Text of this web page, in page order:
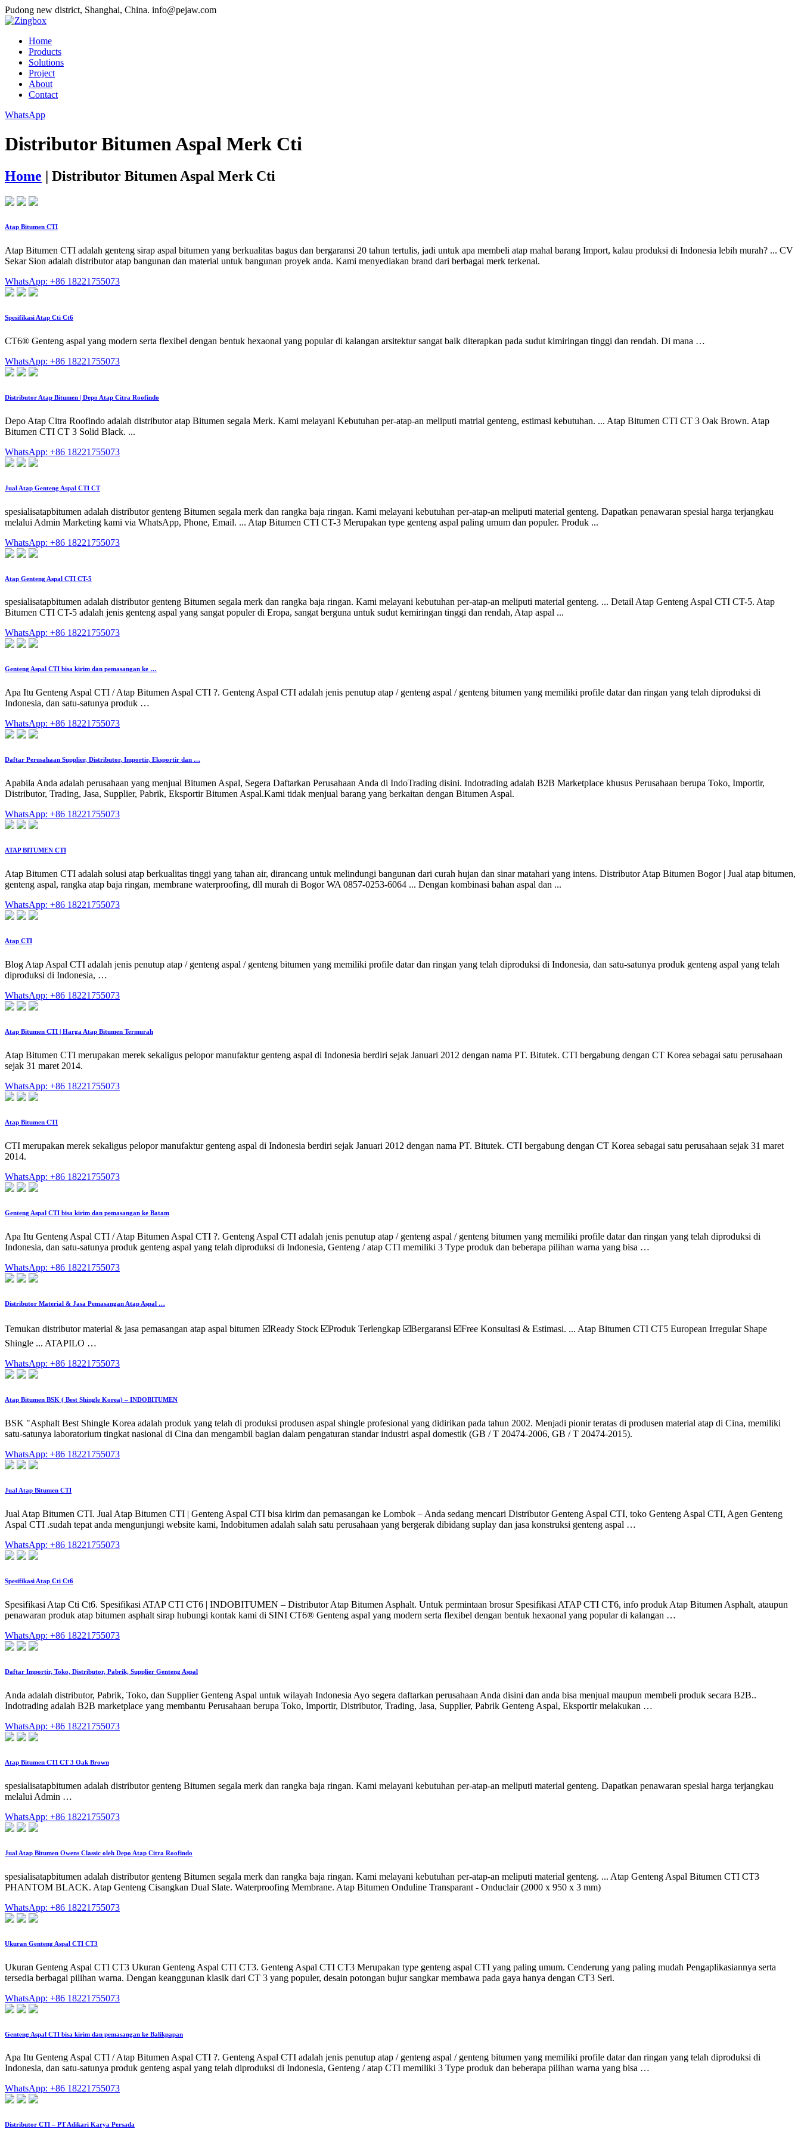
Pudong new district, Shanghai, China. info@pejaw.com
Home
Products
Solutions
Project
About
Contact
WhatsApp
Distributor Bitumen Aspal Merk Cti
Home | Distributor Bitumen Aspal Merk Cti
Atap Bitumen CTI
Atap Bitumen CTI adalah genteng sirap aspal bitumen yang berkualitas bagus dan bergaransi 20 tahun tertulis, jadi untuk apa membeli atap mahal barang Import, kalau produksi di Indonesia lebih murah? ... CV
Sekar Sion adalah distributor atap bangunan dan material untuk bangunan proyek anda. Kami menyediakan brand dari berbagai merk terkenal.
WhatsApp: +86 18221755073
Spesifikasi Atap Cti Ct6
CT6® Genteng aspal yang modern serta flexibel dengan bentuk hexaonal yang popular di kalangan arsitektur sangat baik diterapkan pada sudut kimiringan tinggi dan rendah. Di mana …
WhatsApp: +86 18221755073
Distributor Atap Bitumen | Depo Atap Citra Roofindo
Depo Atap Citra Roofindo adalah distributor atap Bitumen segala Merk. Kami melayani Kebutuhan per-atap-an meliputi matrial genteng, estimasi kebutuhan. ... Atap Bitumen CTI CT 3 Oak Brown. Atap
Bitumen CTI CT 3 Solid Black. ...
WhatsApp: +86 18221755073
Jual Atap Genteng Aspal CTI CT
spesialisatapbitumen adalah distributor genteng Bitumen segala merk dan rangka baja ringan. Kami melayani kebutuhan per-atap-an meliputi material genteng. Dapatkan penawaran spesial harga terjangkau
melalui Admin Marketing kami via WhatsApp, Phone, Email. ... Atap Bitumen CTI CT-3 Merupakan type genteng aspal paling umum dan populer. Produk ...
WhatsApp: +86 18221755073
Atap Genteng Aspal CTI CT-5
spesialisatapbitumen adalah distributor genteng Bitumen segala merk dan rangka baja ringan. Kami melayani kebutuhan per-atap-an meliputi material genteng. ... Detail Atap Genteng Aspal CTI CT-5. Atap
Bitumen CTI CT-5 adalah jenis genteng aspal yang sangat populer di Eropa, sangat berguna untuk sudut kemiringan tinggi dan rendah, Atap aspal ...
WhatsApp: +86 18221755073
Genteng Aspal CTI bisa kirim dan pemasangan ke …
Apa Itu Genteng Aspal CTI / Atap Bitumen Aspal CTI ?. Genteng Aspal CTI adalah jenis penutup atap / genteng aspal / genteng bitumen yang memiliki profile datar dan ringan yang telah diproduksi di
Indonesia, dan satu-satunya produk …
WhatsApp: +86 18221755073
Daftar Perusahaan Supplier, Distributor, Importir, Eksportir dan …
Apabila Anda adalah perusahaan yang menjual Bitumen Aspal, Segera Daftarkan Perusahaan Anda di IndoTrading disini. Indotrading adalah B2B Marketplace khusus Perusahaan berupa Toko, Importir,
Distributor, Trading, Jasa, Supplier, Pabrik, Eksportir Bitumen Aspal.Kami tidak menjual barang yang berkaitan dengan Bitumen Aspal.
WhatsApp: +86 18221755073
ATAP BITUMEN CTI
Atap Bitumen CTI adalah solusi atap berkualitas tinggi yang tahan air, dirancang untuk melindungi bangunan dari curah hujan dan sinar matahari yang intens. Distributor Atap Bitumen Bogor | Jual atap bitumen,
genteng aspal, rangka atap baja ringan, membrane waterproofing, dll murah di Bogor WA 0857-0253-6064 ... Dengan kombinasi bahan aspal dan ...
WhatsApp: +86 18221755073
Atap CTI
Blog Atap Aspal CTI adalah jenis penutup atap / genteng aspal / genteng bitumen yang memiliki profile datar dan ringan yang telah diproduksi di Indonesia, dan satu-satunya produk genteng aspal yang telah
diproduksi di Indonesia, …
WhatsApp: +86 18221755073
Atap Bitumen CTI | Harga Atap Bitumen Termurah
Atap Bitumen CTI merupakan merek sekaligus pelopor manufaktur genteng aspal di Indonesia berdiri sejak Januari 2012 dengan nama PT. Bitutek. CTI bergabung dengan CT Korea sebagai satu perusahaan
sejak 31 maret 2014.
WhatsApp: +86 18221755073
Atap Bitumen CTI
CTI merupakan merek sekaligus pelopor manufaktur genteng aspal di Indonesia berdiri sejak Januari 2012 dengan nama PT. Bitutek. CTI bergabung dengan CT Korea sebagai satu perusahaan sejak 31 maret
2014.
WhatsApp: +86 18221755073
Genteng Aspal CTI bisa kirim dan pemasangan ke Batam
Apa Itu Genteng Aspal CTI / Atap Bitumen Aspal CTI ?. Genteng Aspal CTI adalah jenis penutup atap / genteng aspal / genteng bitumen yang memiliki profile datar dan ringan yang telah diproduksi di
Indonesia, dan satu-satunya produk genteng aspal yang telah diproduksi di Indonesia, Genteng / atap CTI memiliki 3 Type produk dan beberapa pilihan warna yang bisa …
WhatsApp: +86 18221755073
Distributor Material & Jasa Pemasangan Atap Aspal …
Temukan distributor material & jasa pemasangan atap aspal bitumen ☑️Ready Stock ☑️Produk Terlengkap ☑️Bergaransi ☑️Free Konsultasi & Estimasi. ... Atap Bitumen CTI CT5 European Irregular Shape
Shingle ... ATAPILO …
WhatsApp: +86 18221755073
Atap Bitumen BSK ( Best Shingle Korea) – INDOBITUMEN
BSK "Asphalt Best Shingle Korea adalah produk yang telah di produksi produsen aspal shingle profesional yang didirikan pada tahun 2002. Menjadi pionir teratas di produsen material atap di Cina, memiliki
satu-satunya laboratorium tingkat nasional di Cina dan mengambil bagian dalam pengaturan standar industri aspal domestik (GB / T 20474-2006, GB / T 20474-2015).
WhatsApp: +86 18221755073
Jual Atap Bitumen CTI
Jual Atap Bitumen CTI. Jual Atap Bitumen CTI | Genteng Aspal CTI bisa kirim dan pemasangan ke Lombok – Anda sedang mencari Distributor Genteng Aspal CTI, toko Genteng Aspal CTI, Agen Genteng
Aspal CTI .sudah tepat anda mengunjungi website kami, Indobitumen adalah salah satu perusahaan yang bergerak dibidang suplay dan jasa konstruksi genteng aspal …
WhatsApp: +86 18221755073
Spesifikasi Atap Cti Ct6
Spesifikasi Atap Cti Ct6. Spesifikasi ATAP CTI CT6 | INDOBITUMEN – Distributor Atap Bitumen Asphalt. Untuk permintaan brosur Spesifikasi ATAP CTI CT6, info produk Atap Bitumen Asphalt, ataupun
penawaran produk atap bitumen asphalt sirap hubungi kontak kami di SINI CT6® Genteng aspal yang modern serta flexibel dengan bentuk hexaonal yang popular di kalangan …
WhatsApp: +86 18221755073
Daftar Importir, Toko, Distributor, Pabrik, Supplier Genteng Aspal
Anda adalah distributor, Pabrik, Toko, dan Supplier Genteng Aspal untuk wilayah Indonesia Ayo segera daftarkan perusahaan Anda disini dan anda bisa menjual maupun membeli produk secara B2B..
Indotrading adalah B2B marketplace yang membantu Perusahaan berupa Toko, Importir, Distributor, Trading, Jasa, Supplier, Pabrik Genteng Aspal, Eksportir melakukan …
WhatsApp: +86 18221755073
Atap Bitumen CTI CT 3 Oak Brown
spesialisatapbitumen adalah distributor genteng Bitumen segala merk dan rangka baja ringan. Kami melayani kebutuhan per-atap-an meliputi material genteng. Dapatkan penawaran spesial harga terjangkau
melalui Admin …
WhatsApp: +86 18221755073
Jual Atap Bitumen Owens Classic oleh Depo Atap Citra Roofindo
spesialisatapbitumen adalah distributor genteng Bitumen segala merk dan rangka baja ringan. Kami melayani kebutuhan per-atap-an meliputi material genteng. ... Atap Genteng Aspal Bitumen CTI CT3
PHANTOM BLACK. Atap Genteng Cisangkan Dual Slate. Waterproofing Membrane. Atap Bitumen Onduline Transparant - Onduclair (2000 x 950 x 3 mm)
WhatsApp: +86 18221755073
Ukuran Genteng Aspal CTI CT3
Ukuran Genteng Aspal CTI CT3 Ukuran Genteng Aspal CTI CT3. Genteng Aspal CTI CT3 Merupakan type genteng aspal CTI yang paling umum. Cenderung yang paling mudah Pengaplikasiannya serta
tersedia berbagai pilihan warna. Dengan keanggunan klasik dari CT 3 yang populer, desain potongan bujur sangkar membawa pada gaya hanya dengan CT3 Seri.
WhatsApp: +86 18221755073
Genteng Aspal CTI bisa kirim dan pemasangan ke Balikpapan
Apa Itu Genteng Aspal CTI / Atap Bitumen Aspal CTI ?. Genteng Aspal CTI adalah jenis penutup atap / genteng aspal / genteng bitumen yang memiliki profile datar dan ringan yang telah diproduksi di
Indonesia, dan satu-satunya produk genteng aspal yang telah diproduksi di Indonesia, Genteng / atap CTI memiliki 3 Type produk dan beberapa pilihan warna yang bisa …
WhatsApp: +86 18221755073
Distributor CTI – PT Adikari Karya Persada